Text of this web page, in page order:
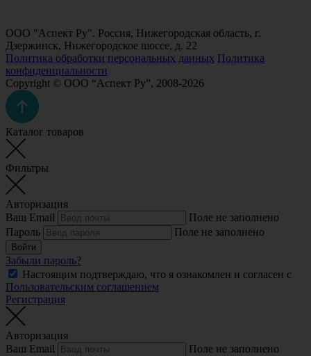
ООО "Аспект Ру". Россия, Нижегородская область, г.
Дзержинск, Нижегородское шоссе, д. 22
Политика обработки персональных данных Политика
конфиденциальности
Copyright © ООО “Аспект Ру”, 2008-2026
Каталог товаров
Фильтры
Авторизация
Ваш Email
Поле не заполнено
Пароль
Поле не заполнено
Войти
Забыли пароль?
Настоящим подтверждаю, что я ознакомлен и согласен с
Пользовательским соглашением
Регистрация
Авторизация
Ваш Email
Поле не заполнено